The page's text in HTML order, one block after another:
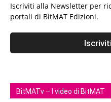
Iscriviti alla Newsletter per
portali di BitMAT Edizioni.
BitMATv – I video di BitMAT